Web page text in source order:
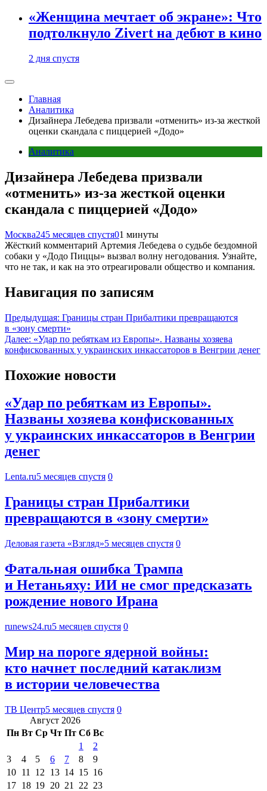
«Женщина мечтает об экране»: Что
подтолкнуло Zivert на дебют в кино
2 дня спустя
Главная
Аналитика
Дизайнера Лебедева призвали «отменить» из-за жесткой
оценки скандала с пиццерией «Додо»
Аналитика
Дизайнера Лебедева призвали
«отменить» из-за жесткой оценки
скандала с пиццерией «Додо»
Москва245 месяцев спустя01 минуты
Жёсткий комментарий Артемия Лебедева о судьбе бездомной
собаки у «Додо Пиццы» вызвал волну негодования. Узнайте,
что не так, и как на это отреагировали общество и компания.
Навигация по записям
Предыдущая: Границы стран Прибалтики превращаются
в «зону смерти»
Далее: «Удар по ребяткам из Европы». Названы хозяева
конфискованных у украинских инкассаторов в Венгрии денег
Похожие новости
«Удар по ребяткам из Европы».
Названы хозяева конфискованных
у украинских инкассаторов в Венгрии
денег
Lenta.ru5 месяцев спустя 0
Границы стран Прибалтики
превращаются в «зону смерти»
Деловая газета «Взгляд»5 месяцев спустя 0
Фатальная ошибка Трампа
и Нетаньяху: ИИ не смог предсказать
рождение нового Ирана
runews24.ru5 месяцев спустя 0
Мир на пороге ядерной войны:
кто начнет последний катаклизм
в истории человечества
ТВ Центр5 месяцев спустя 0
Август 2026
Пн Вт Ср Чт Пт Сб Вс
1
2
3
4 5 6 7 8
9
10 11 12 13 14 15 16
17 18 19 20 21 22 23